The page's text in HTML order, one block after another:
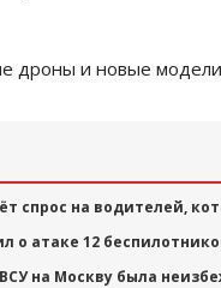
дроны и новые
спрос на водителей,
о атаке 12
на Москву была